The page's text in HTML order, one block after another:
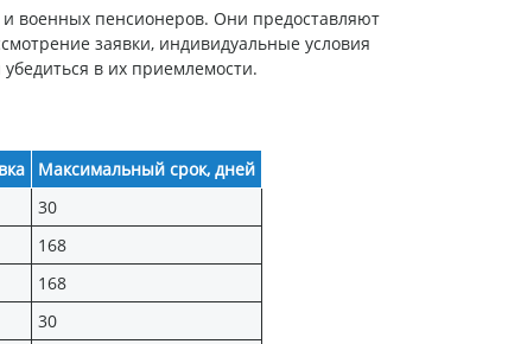
военных пенсионеров. Они предоставляют
заявки, индивидуальные условия
в их приемлемости.
Максимальный срок, дней
30
168
168
30